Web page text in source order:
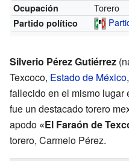
Ocupación
Torero
Partido político
Silverio Pérez Gutiérrez
Texcoco, Estado de México
fallecido en el mismo lugar
fue un destacado torero
apodo «El Faraón de
torero, Carmelo Pérez.